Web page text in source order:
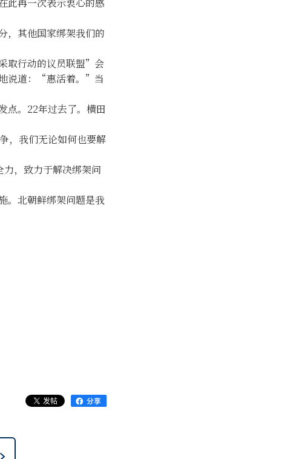
此再一次表示衷心的感
，其他国家绑架我们的
取行动的议员联盟”会
说道：“惠活着。”当
点。22年过去了。横田
，我们无论如何也要解
，致力于解决绑架问
。北朝鲜绑架问题是我